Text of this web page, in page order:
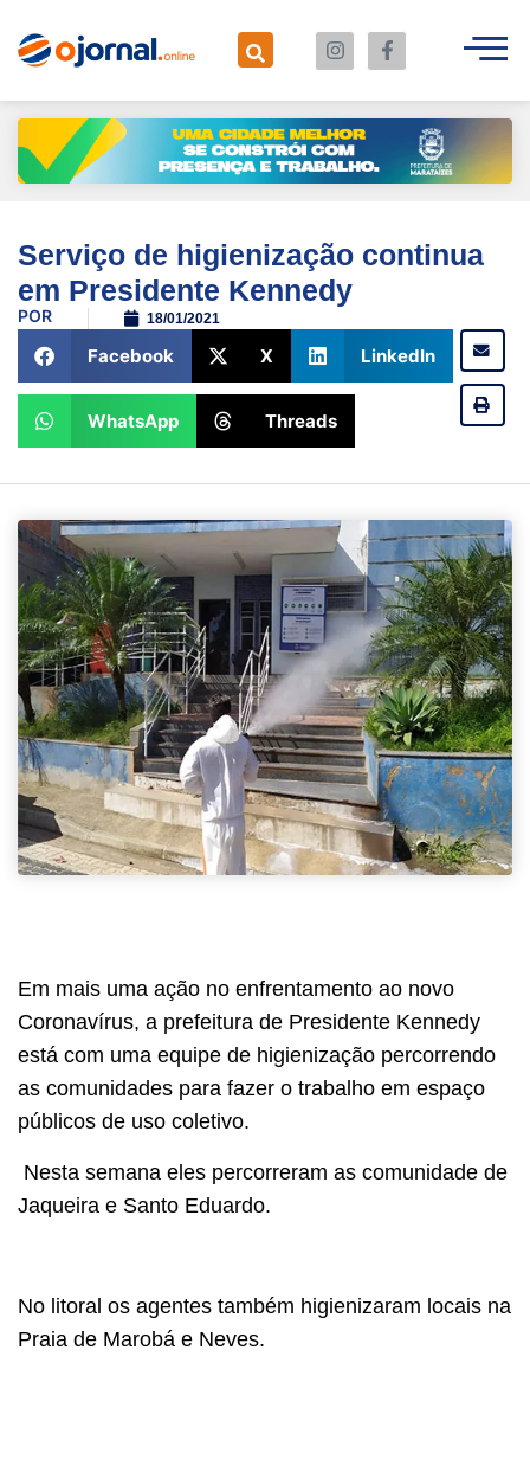
Serviço de higienização continua
em Presidente Kennedy
POR 18/01/2021
Facebook X LinkedIn
WhatsApp Threads
Em mais uma ação no enfrentamento ao novo
Coronavírus, a prefeitura de Presidente Kennedy
está com uma equipe de higienização percorrendo
as comunidades para fazer o trabalho em espaço
públicos de uso coletivo.
Nesta semana eles percorreram as comunidade de
Jaqueira e Santo Eduardo.
No litoral os agentes também higienizaram locais na
Praia de Marobá e Neves.